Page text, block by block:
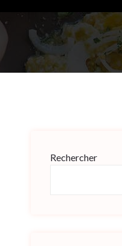
Rechercher